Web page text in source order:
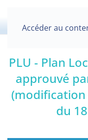
Accéder au
PLU - Plan
approuvé
du